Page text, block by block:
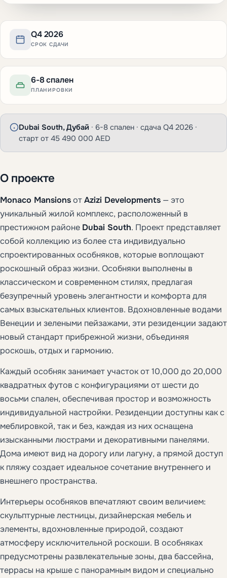
Q4 2026
СРОК СДАЧИ
6-8 спален
ПЛАНИРОВКИ
Dubai South, Дубай · 6-8 спален · сдача Q4 2026 ·
старт от 45 490 000 AED
О проекте
Monaco MansionsотAzizi Developments — это
уникальный жилой комплекс, расположенный в
престижном районе Dubai South. Проект представляет
собой коллекцию из более ста индивидуально
спроектированных особняков, которые воплощают
роскошный образ жизни. Особняки выполнены в
классическом и современном стилях, предлагая
безупречный уровень элегантности и комфорта для
самых взыскательных клиентов. Вдохновленные водами
Венеции и зелеными пейзажами, эти резиденции задают
новый стандарт прибрежной жизни, объединяя
роскошь, отдых и гармонию.
Каждый особняк занимает участок от 10,000 до 20,000
квадратных футов с конфигурациями от шести до
восьми спален, обеспечивая простор и возможность
индивидуальной настройки. Резиденции доступны как с
меблировкой, так и без, каждая из них оснащена
изысканными люстрами и декоративными панелями.
Дома имеют вид на дорогу или лагуну, а прямой доступ
к пляжу создает идеальное сочетание внутреннего и
внешнего пространства.
Интерьеры особняков впечатляют своим величием:
скульптурные лестницы, дизайнерская мебель и
элементы, вдохновленные природой, создают
атмосферу исключительной роскоши. В особняках
предусмотрены развлекательные зоны, два бассейна,
террасы на крыше с панорамным видом и специально